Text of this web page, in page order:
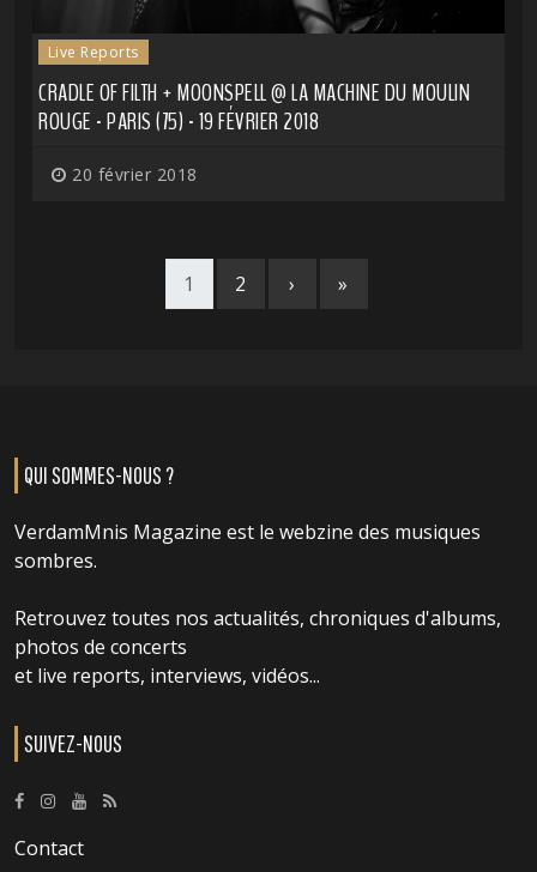
Live Reports
CRADLE OF FILTH + MOONSPELL @ LA MACHINE DU MOULIN
ROUGE - PARIS (75) - 19 FÉVRIER 2018
20 février 2018
1 2 › »
QUI SOMMES-NOUS ?
VerdamMnis Magazine est le webzine des musiques
sombres.
Retrouvez toutes nos actualités, chroniques d'albums,
photos de concerts
et live reports, interviews, vidéos...
SUIVEZ-NOUS
Contact